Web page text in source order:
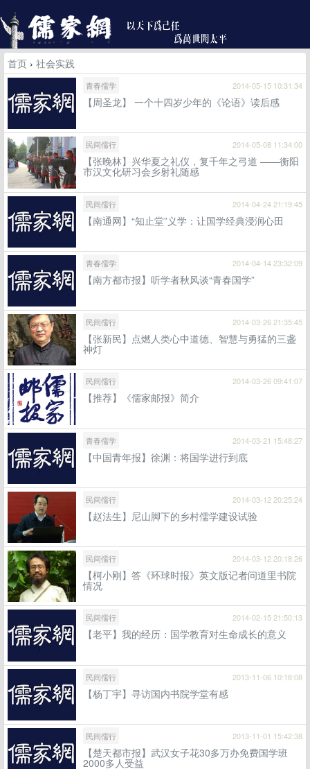
首页 › 社会实践
青春儒学 2014-05-15 10:31:34
【周圣龙】 一个十四岁少年的《论语》读后感
民间儒行 2014-05-08 11:34:00
【张晚林】兴华夏之礼仪，复千年之弓道 ——衡阳
市汉文化研习会乡射礼随感
民间儒行 2014-04-24 21:19:45
【南通网】“知止堂”义学：让国学经典浸润心田
青春儒学 2014-04-14 23:32:09
【南方都市报】听学者秋风谈“青春国学”
民间儒行 2014-03-26 21:35:45
【张新民】点燃人类心中道德、智慧与勇猛的三盏
神灯
民间儒行 2014-03-26 09:41:07
【推荐】《儒家邮报》简介
青春儒学 2014-03-21 15:48:27
【中国青年报】徐渊：将国学进行到底
民间儒行 2014-03-12 20:25:24
【赵法生】尼山脚下的乡村儒学建设试验
民间儒行 2014-03-12 20:18:26
【柯小刚】答《环球时报》英文版记者问道里书院
情况
民间儒行 2014-02-15 21:50:13
【老平】我的经历：国学教育对生命成长的意义
民间儒行 2013-11-06 10:18:08
【杨丁宇】寻访国内书院学堂有感
民间儒行 2013-11-01 15:42:38
【楚天都市报】武汉女子花30多万办免费国学班
2000多人受益